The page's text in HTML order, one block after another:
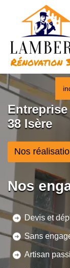
38 Isère
Nos
Nos
Devis et
Sans
Artisan